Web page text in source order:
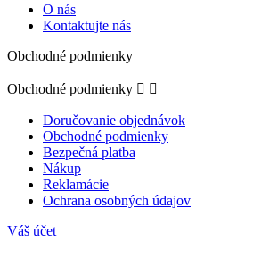
O nás
Kontaktujte nás
Obchodné podmienky
Obchodné podmienky  
Doručovanie objednávok
Obchodné podmienky
Bezpečná platba
Nákup
Reklamácie
Ochrana osobných údajov
Váš účet